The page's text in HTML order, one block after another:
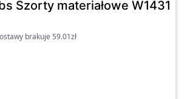
Szorty materiałowe W14314
brakuje 59.01zł